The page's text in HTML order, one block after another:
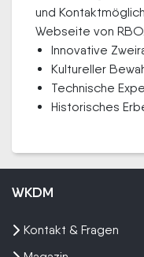
und
Webseite von RBO.
Innovative
Kultureller
Technische
Historisches
WKDM
Kontakt & Fragen